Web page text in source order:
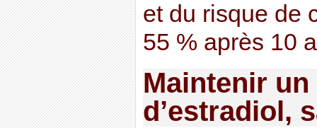
et du risque de
55 % après 10
Maintenir
d’estradiol,